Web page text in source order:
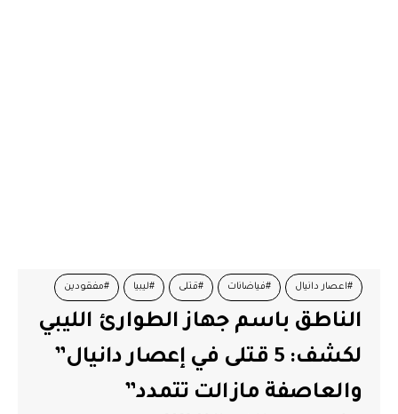
#اعصار دانيال #فياضانات #قتلى #ليبيا #مفقودين
الناطق باسم جهاز الطوارئ الليبي
لكشف: 5 قتلى في إعصار دانيال”
والعاصفة مازالت تتمدد”